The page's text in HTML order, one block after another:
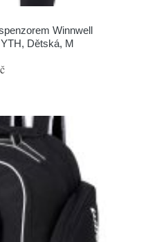
Winnwell
Dětská, M